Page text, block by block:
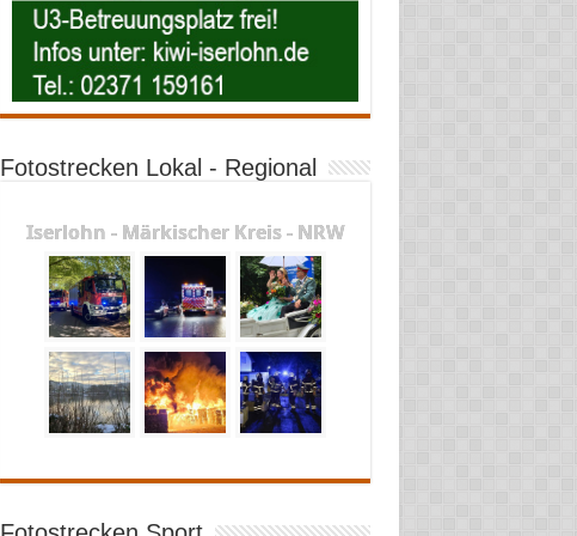
Fotostrecken Lokal - Regional
Iserlohn - Märkischer Kreis - NRW